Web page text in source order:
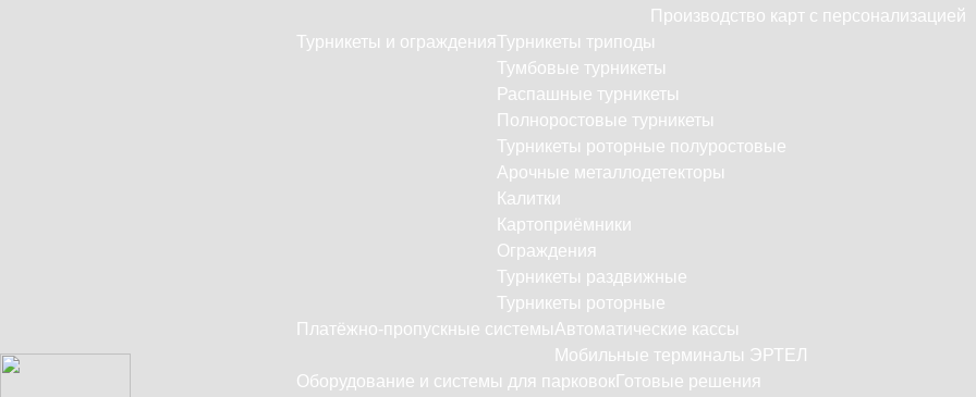
Производство карт с персонализацией
Турникеты и огражденияТурникеты триподы
Тумбовые турникеты
Распашные турникеты
Полноростовые турникеты
Турникеты роторные полуростовые
Арочные металлодетекторы
Калитки
Картоприёмники
Ограждения
Турникеты раздвижные
Турникеты роторные
Платёжно-пропускные системыАвтоматические кассы
Мобильные терминалы ЭРТЕЛ
Оборудование и системы для парковок Готовые решения